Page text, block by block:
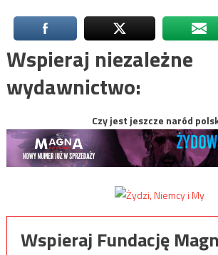
Wspieraj niezależne
wydawnictwo:
Czy jest jeszcze naród
Wspieraj Fundację